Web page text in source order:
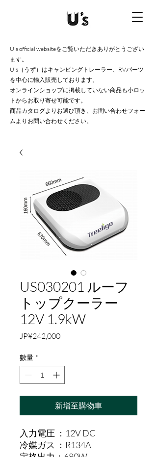
U's official websiteをご覧いただきありがとうござい
ます。
U's（うず）はキャンピングトレーラー、RVパーツ
を中心に輸入販売しております。
オンラインショップに掲載していない商品も小ロッ
トからお取り寄せ可能です。
商品カタログよりお選び頂き、お問い合わせフォー
ムよりお問い合わせください。
US030201 ルーフ
トップクーラー
12V 1.9kW
JP¥242,000價
數量 *
新增至購物車
入力電圧 ：12V DC
冷媒ガス ：R134A